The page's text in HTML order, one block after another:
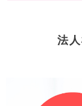
法